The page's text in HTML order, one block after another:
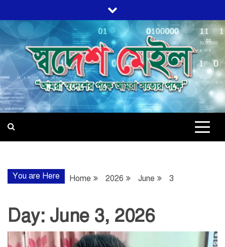
to
content
স্বদেশ মেইল
আমরা স্বদেশের পক্ষে, আমরা সত্যের পক্ষে
You are Here Home 2026 June 3
Day: June 3, 2026